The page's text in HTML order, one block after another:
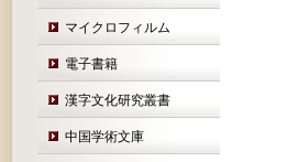
マイクロフィルム
電子書籍
漢字文化研究叢書
中国学術文庫